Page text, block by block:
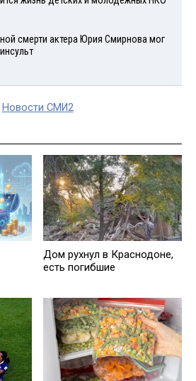
смерти актера Юрия Смирнова мог
Новости СМИ2
Дом рухнул в Краснодоне,
есть погибшие